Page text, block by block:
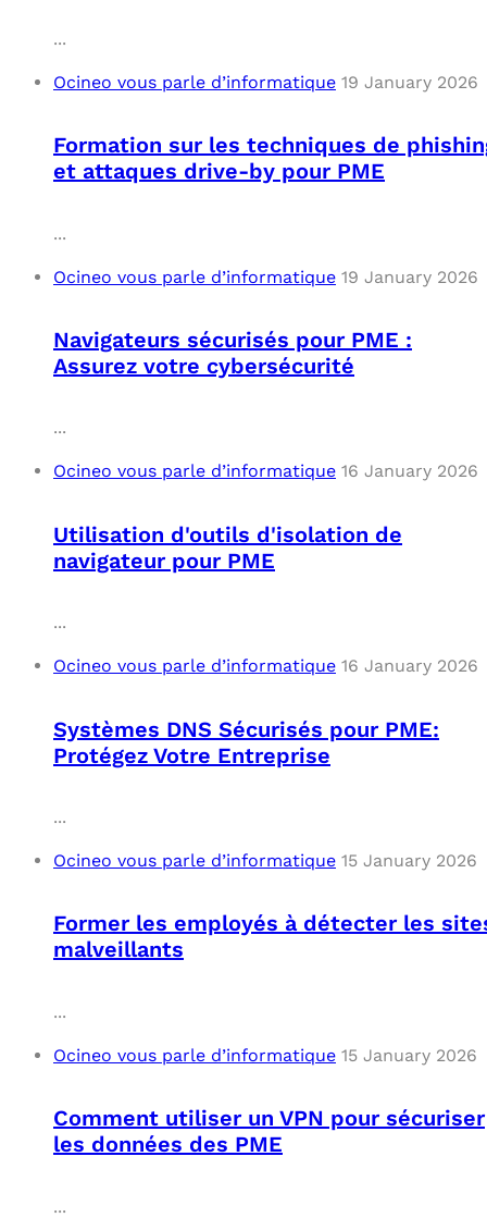
...
Ocineo vous parle d’informatique 19 January 2026
Formation sur les techniques de
et attaques drive-by pour PME
...
Ocineo vous parle d’informatique 19 January 2026
Navigateurs sécurisés pour PME :
Assurez votre cybersécurité
...
Ocineo vous parle d’informatique 16 January 2026
Utilisation d'outils d'isolation de
navigateur pour PME
...
Ocineo vous parle d’informatique 16 January 2026
Systèmes DNS Sécurisés pour PME:
Protégez Votre Entreprise
...
Ocineo vous parle d’informatique 15 January 2026
Former les employés à détecter les
malveillants
...
Ocineo vous parle d’informatique 15 January 2026
Comment utiliser un VPN pour sécuriser
les données des PME
...